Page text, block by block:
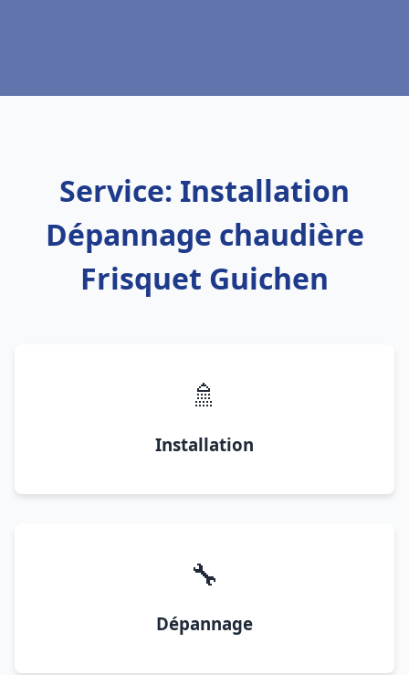
Service: Installation
Dépannage chaudière
Frisquet Guichen
🚿
Installation
🔧
Dépannage